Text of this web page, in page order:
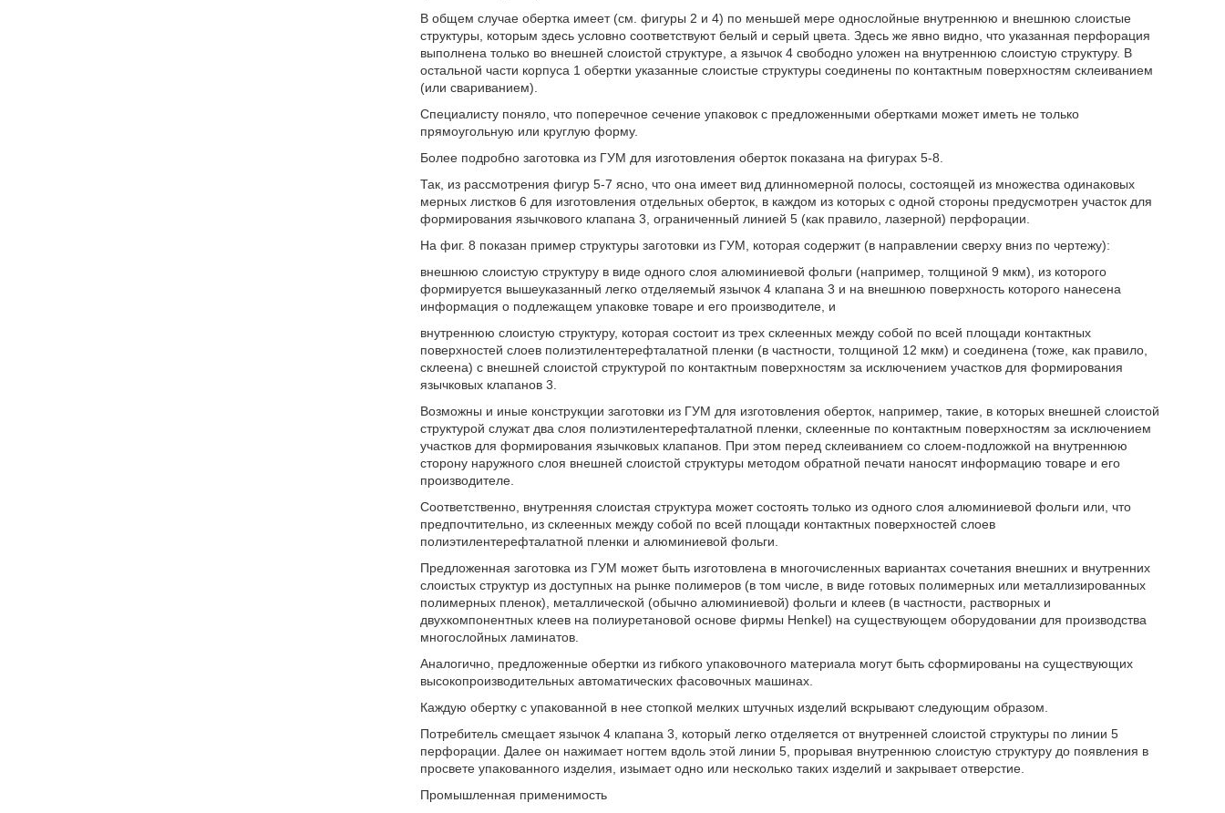
В общем случае обертка имеет (см. фигуры 2 и 4) по меньшей мере однослойные внутреннюю и внешнюю слоистые
структуры, которым здесь условно соответствуют белый и серый цвета. Здесь же явно видно, что указанная перфорация
выполнена только во внешней слоистой структуре, а язычок 4 свободно уложен на внутреннюю слоистую структуру. В
остальной части корпуса 1 обертки указанные слоистые структуры соединены по контактным поверхностям склеиванием
(или свариванием).
Специалисту поняло, что поперечное сечение упаковок с предложенными обертками может иметь не только
прямоугольную или круглую форму.
Более подробно заготовка из ГУМ для изготовления оберток показана на фигурах 5-8.
Так, из рассмотрения фигур 5-7 ясно, что она имеет вид длинномерной полосы, состоящей из множества одинаковых
мерных листков 6 для изготовления отдельных оберток, в каждом из которых с одной стороны предусмотрен участок для
формирования язычкового клапана 3, ограниченный линией 5 (как правило, лазерной) перфорации.
На фиг. 8 показан пример структуры заготовки из ГУМ, которая содержит (в направлении сверху вниз по чертежу):
внешнюю слоистую структуру в виде одного слоя алюминиевой фольги (например, толщиной 9 мкм), из которого
формируется вышеуказанный легко отделяемый язычок 4 клапана 3 и на внешнюю поверхность которого нанесена
информация о подлежащем упаковке товаре и его производителе, и
внутреннюю слоистую структуру, которая состоит из трех склеенных между собой по всей площади контактных
поверхностей слоев полиэтилентерефталатной пленки (в частности, толщиной 12 мкм) и соединена (тоже, как правило,
склеена) с внешней слоистой структурой по контактным поверхностям за исключением участков для формирования
язычковых клапанов 3.
Возможны и иные конструкции заготовки из ГУМ для изготовления оберток, например, такие, в которых внешней слоистой
структурой служат два слоя полиэтилентерефталатной пленки, склеенные по контактным поверхностям за исключением
участков для формирования язычковых клапанов. При этом перед склеиванием со слоем-подложкой на внутреннюю
сторону наружного слоя внешней слоистой структуры методом обратной печати наносят информацию товаре и его
производителе.
Соответственно, внутренняя слоистая структура может состоять только из одного слоя алюминиевой фольги или, что
предпочтительно, из склеенных между собой по всей площади контактных поверхностей слоев
полиэтилентерефталатной пленки и алюминиевой фольги.
Предложенная заготовка из ГУМ может быть изготовлена в многочисленных вариантах сочетания внешних и внутренних
слоистых структур из доступных на рынке полимеров (в том числе, в виде готовых полимерных или металлизированных
полимерных пленок), металлической (обычно алюминиевой) фольги и клеев (в частности, растворных и
двухкомпонентных клеев на полиуретановой основе фирмы Henkel) на существующем оборудовании для производства
многослойных ламинатов.
Аналогично, предложенные обертки из гибкого упаковочного материала могут быть сформированы на существующих
высокопроизводительных автоматических фасовочных машинах.
Каждую обертку с упакованной в нее стопкой мелких штучных изделий вскрывают следующим образом.
Потребитель смещает язычок 4 клапана 3, который легко отделяется от внутренней слоистой структуры по линии 5
перфорации. Далее он нажимает ногтем вдоль этой линии 5, прорывая внутреннюю слоистую структуру до появления в
просвете упакованного изделия, изымает одно или несколько таких изделий и закрывает отверстие.
Промышленная применимость